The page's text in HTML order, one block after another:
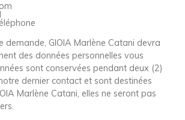
demande, GIOIA Marlène Catani devra
des données personnelles vous
sont conservées pendant deux (2)
dernier contact et sont destinées
Marlène Catani, elles ne seront pas